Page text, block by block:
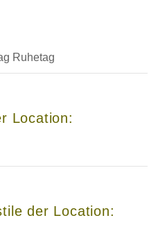
Ruhetag
Location:
der Location: